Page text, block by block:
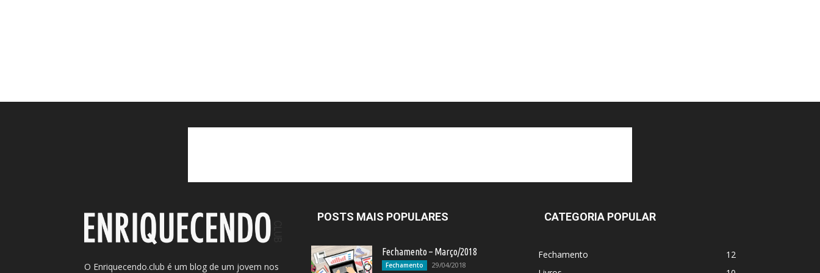
O Enriquecendo.club é um blog de um jovem nos
POSTS MAIS POPULARES
Fechamento – Março/2018
Fechamento 29/04/2018
CATEGORIA POPULAR
Fechamento
12